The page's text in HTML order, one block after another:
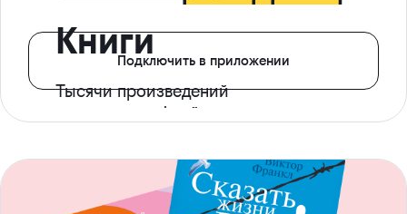
Книги
Тысячи произведений
с доступом офлайн
Подключить в приложении